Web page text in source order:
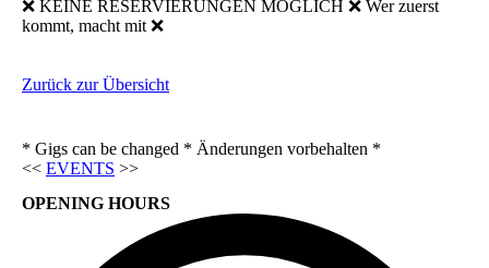
❌ KEINE RESERVIERUNGEN MÖGLICH ❌ Wer zuerst
kommt, macht mit ❌
Zurück zur Übersicht
* Gigs can be changed * Änderungen vorbehalten *
<< EVENTS >>
OPENING HOURS